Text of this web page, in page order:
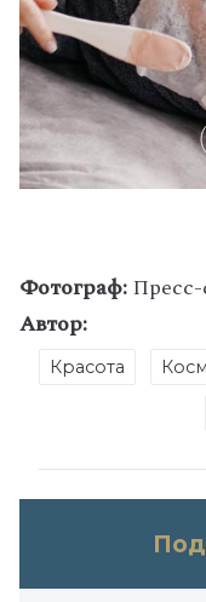
Фотограф:
Автор:
Красота